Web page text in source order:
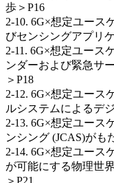
歩＞P16
2-10. 6G×想定ユース
びセンシングアプリ
2-11. 6G×想定ユース
ンダーおよび緊急サ
＞P18
2-12. 6G×想定ユース
ルシステムによるデ
2-13. 6G×想定ユース
ンシング (JCAS)がも
2-14. 6G×想定ユース
が可能にする物理世
＞P21